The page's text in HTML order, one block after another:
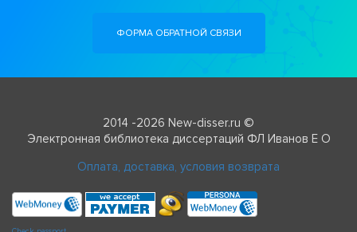
ФОРМА ОБРАТНОЙ СВЯЗИ
2014 -2026 New-disser.ru ©
Электронная библиотека диссертаций ФЛ Иванов Е О
Оплата, доставка, условия возврата